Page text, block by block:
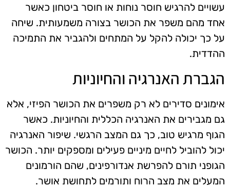
עשויים להרגיש חוסר נוחות או חוסר ביטחון כאשר
אחד מהם משפר את הכושר בצורה משמעותית. שיחה
על כך יכולה להקל על המתחים ולהגביר את התמיכה
ההדדית.
הגברת האנרגיה והחיוניות
אימונים סדירים לא רק משפרים את הכושר הפיזי, אלא
גם מגבירים את האנרגיה הכללית והחיוניות. כאשר
הגוף מרגיש טוב, כך גם המצב הרגשי. שיפור האנרגיה
יכול להוביל לחיים מיניים פעילים ומספקים יותר. הכושר
הגופני תורם להפרשת אנדורפינים, שהם הורמונים
המעלים את מצב הרוח ותורמים לתחושת אושר.